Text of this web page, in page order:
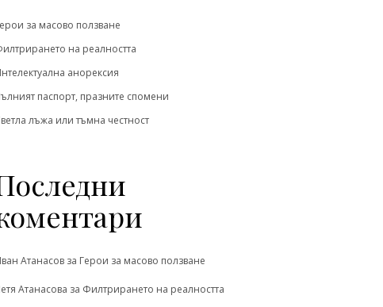
за масово ползване
на реалността
анорексия
паспорт, празните спомени
лъжа или тъмна честност
Атанасовза Герои за масово ползване
Атанасова за Филтрирането на реалността